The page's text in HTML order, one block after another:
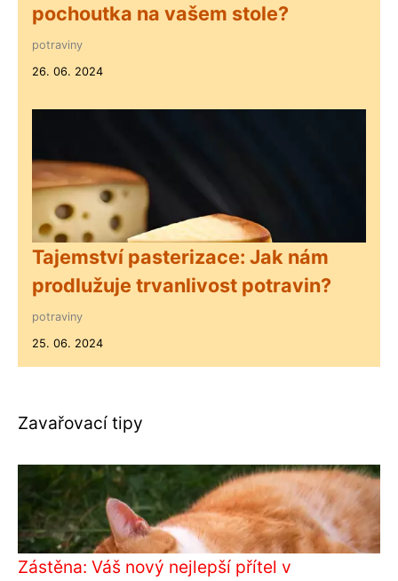
pochoutka na vašem stole?
potraviny
26. 06. 2024
Tajemství pasterizace: Jak nám
prodlužuje trvanlivost potravin?
potraviny
25. 06. 2024
Zavařovací tipy
Zástěna: Váš nový nejlepší přítel v